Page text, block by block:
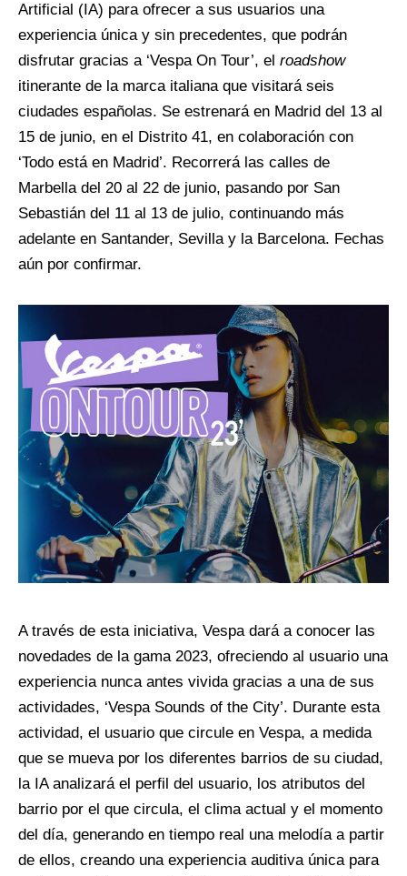
Artificial (IA) para ofrecer a sus usuarios una
experiencia única y sin precedentes, que podrán
disfrutar gracias a ‘Vespa On Tour’, el roadshow
itinerante de la marca italiana que visitará seis
ciudades españolas. Se estrenará en Madrid del 13 al
15 de junio, en el Distrito 41, en colaboración con
‘Todo está en Madrid’. Recorrerá las calles de
Marbella del 20 al 22 de junio, pasando por San
Sebastián del 11 al 13 de julio, continuando más
adelante en Santander, Sevilla y la Barcelona. Fechas
aún por confirmar.
A través de esta iniciativa, Vespa dará a conocer las
novedades de la gama 2023, ofreciendo al usuario una
experiencia nunca antes vivida gracias a una de sus
actividades, ‘Vespa Sounds of the City’. Durante esta
actividad, el usuario que circule en Vespa, a medida
que se mueva por los diferentes barrios de su ciudad,
la IA analizará el perfil del usuario, los atributos del
barrio por el que circula, el clima actual y el momento
del día, generando en tiempo real una melodía a partir
de ellos, creando una experiencia auditiva única para